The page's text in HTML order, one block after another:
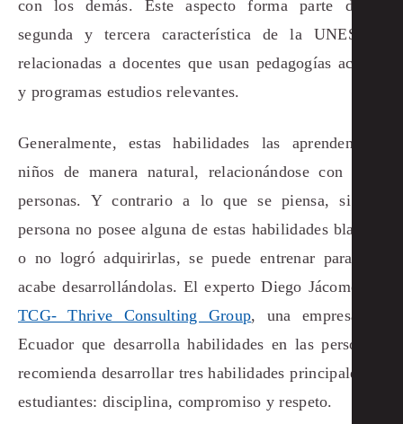
con los demás. Este aspecto forma parte de la
segunda y tercera característica de la UNESCO,
relacionadas a docentes que usan pedagogías activas
y programas estudios relevantes.
Generalmente, estas habilidades las aprenden los
niños de manera natural, relacionándose con otras
personas. Y contrario a lo que se piensa, si una
persona no posee alguna de estas habilidades blandas
o no logró adquirirlas, se puede entrenar para que
acabe desarrollándolas. El experto Diego Jácome, de
TCG- Thrive Consulting Group, una empresa en
Ecuador que desarrolla habilidades en las personas,
recomienda desarrollar tres habilidades principales en
estudiantes: disciplina, compromiso y respeto.